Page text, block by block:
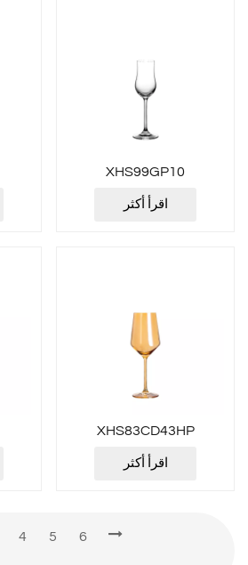
XHS99GP10
اقرأ أكثر
XHS83CD43HP
اقرأ أكثر
4 5 6